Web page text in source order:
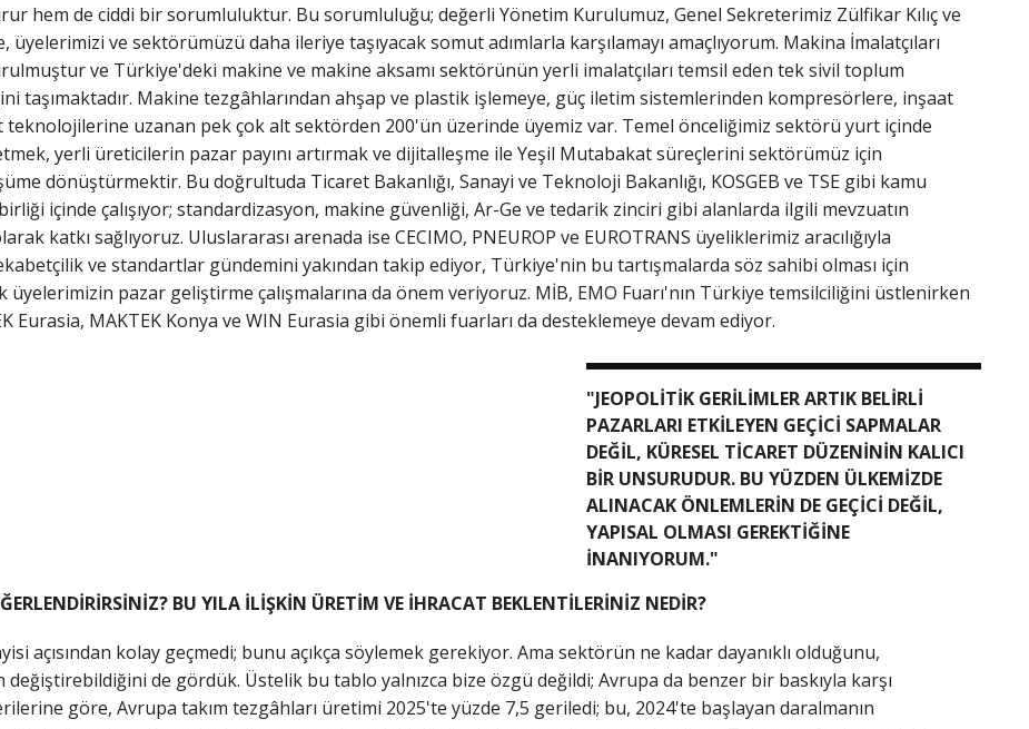
hem de ciddi bir sorumluluktur. Bu sorumluluğu; değerli Yönetim Kurulumuz, Genel Sekreterimiz Zülfikar Kılıç ve
ve sektörümüzü daha ileriye taşıyacak somut adımlarla karşılamayı amaçlıyorum. Makina İmalatçıları
ve Türkiye'deki makine ve makine aksamı sektörünün yerli imalatçıları temsil eden tek sivil toplum
taşımaktadır. Makine tezgâhlarından ahşap ve plastik işlemeye, güç iletim sistemlerinden kompresörlere, inşaat
uzanan pek çok alt sektörden 200'ün üzerinde üyemiz var. Temel önceliğimiz sektörü yurt içinde
yerli üreticilerin pazar payını artırmak ve dijitalleşme ile Yeşil Mutabakat süreçlerini sektörümüz için
dönüştürmektir. Bu doğrultuda Ticaret Bakanlığı, Sanayi ve Teknoloji Bakanlığı, KOSGEB ve TSE gibi kamu
içinde çalışıyor; standardizasyon, makine güvenliği, Ar-Ge ve tedarik zinciri gibi alanlarda ilgili mevzuatın
katkı sağlıyoruz. Uluslararası arenada ise CECIMO, PNEUROP ve EUROTRANS üyeliklerimiz aracılığıyla
ve standartlar gündemini yakından takip ediyor, Türkiye'nin bu tartışmalarda söz sahibi olması için
üyelerimizin pazar geliştirme çalışmalarına da önem veriyoruz. MİB, EMO Fuarı'nın Türkiye temsilciliğini üstlenirken
Eurasia, MAKTEK Konya ve WIN Eurasia gibi önemli fuarları da desteklemeye devam ediyor.
"JEOPOLİTİK GERİLİMLER ARTIK BELİRLİ
PAZARLARI ETKİLEYEN GEÇİCİ SAPMALAR
DEĞİL, KÜRESEL TİCARET DÜZENİNİN KALICI
BİR UNSURUDUR. BU YÜZDEN ÜLKEMİZDE
ALINACAK ÖNLEMLERİN DE GEÇİCİ DEĞİL,
YAPISAL OLMASI GEREKTİĞİNE
İNANIYORUM."
BU YILA İLİŞKİN ÜRETİM VE İHRACAT BEKLENTİLERİNİZ NEDİR?
açısından kolay geçmedi; bunu açıkça söylemek gerekiyor. Ama sektörün ne kadar dayanıklı olduğunu,
değiştirebildiğini de gördük. Üstelik bu tablo yalnızca bize özgü değildi; Avrupa da benzer bir baskıyla karşı
göre, Avrupa takım tezgâhları üretimi 2025'te yüzde 7,5 geriledi; bu, 2024'te başlayan daralmanın